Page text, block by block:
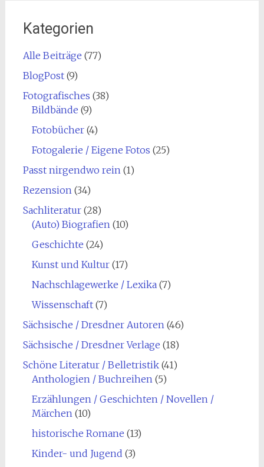
Kategorien
Alle Beiträge (77)
BlogPost(9)
Fotografisches (38)
Bildbände (9)
Fotobücher(4)
Fotogalerie / Eigene Fotos (25)
Passt nirgendwo rein(1)
Rezension(34)
Sachliteratur(28)
(Auto) Biografien(10)
Geschichte (24)
Kunst und Kultur(17)
Nachschlagewerke / Lexika(7)
Wissenschaft(7)
Sächsische / Dresdner Autoren(46)
Sächsische / Dresdner Verlage (18)
Schöne Literatur / Belletristik(41)
Anthologien / Buchreihen(5)
Erzählungen / Geschichten / Novellen /
Märchen(10)
historische Romane (13)
Kinder- und Jugend (3)